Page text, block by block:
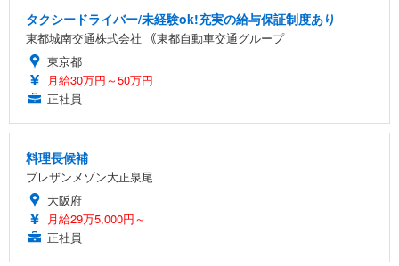
タクシードライバー/未経験ok!充実の給与保証制度あり
東都城南交通株式会社 ｟東都自動車交通グループ
東京都
月給30万円～50万円
正社員
料理長候補
プレザンメゾン大正泉尾
大阪府
月給29万5,000円～
正社員